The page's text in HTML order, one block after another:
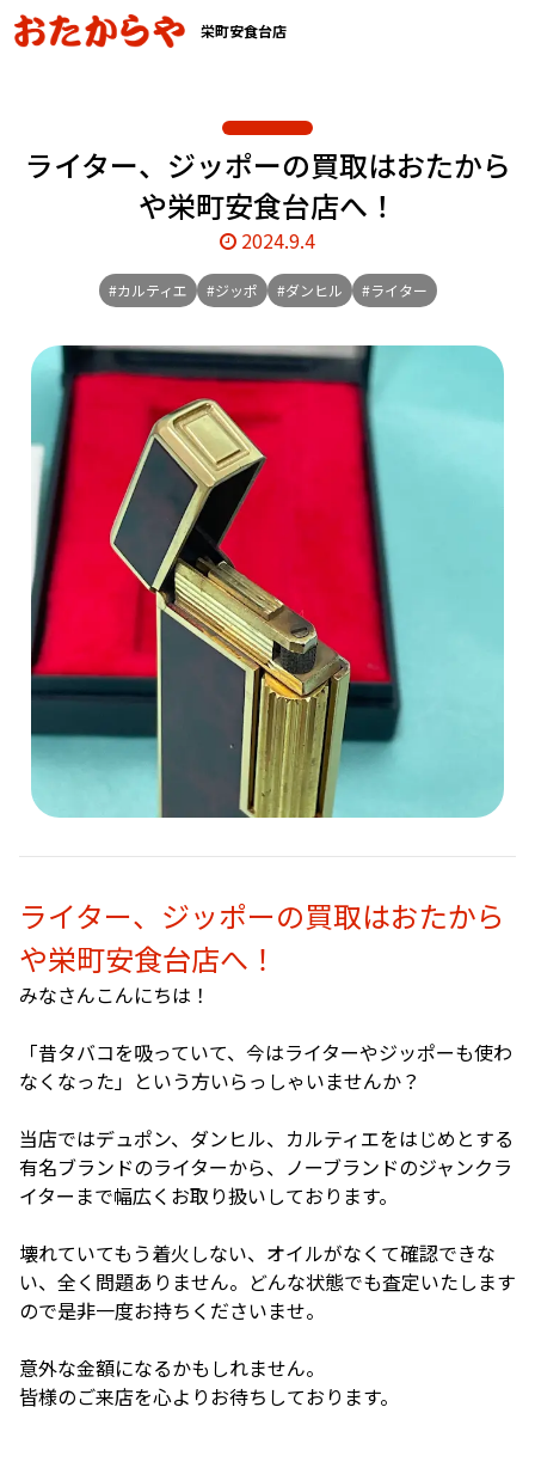
栄町安食台店
ライター、ジッポーの買取はおたから
や栄町安食台店へ！
2024.9.4
#カルティエ #ジッポ #ダンヒル #ライター
ライター、ジッポーの買取はおたから
や栄町安食台店へ！
みなさんこんにちは！
「昔タバコを吸っていて、今はライターやジッポーも使わ
なくなった」という方いらっしゃいませんか？
当店ではデュポン、ダンヒル、カルティエをはじめとする
有名ブランドのライターから、ノーブランドのジャンクラ
イターまで幅広くお取り扱いしております。
壊れていてもう着火しない、オイルがなくて確認できな
い、全く問題ありません。どんな状態でも査定いたします
ので是非一度お持ちくださいませ。
意外な金額になるかもしれません。
皆様のご来店を心よりお待ちしております。